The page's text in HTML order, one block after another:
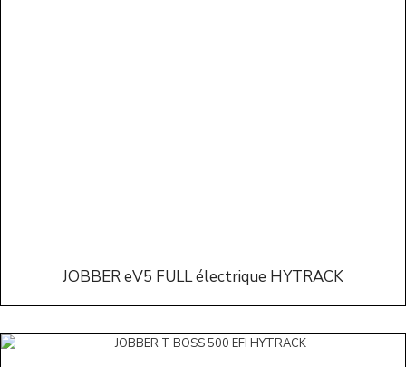
JOBBER eV5 FULL électrique HYTRACK